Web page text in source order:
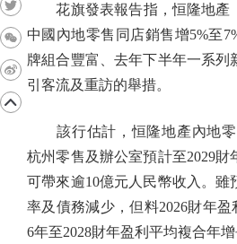
花旗發表報告指，恒隆地產
中國內地零售同店銷售增5%至
牌組合豐富、去年下半年一系列
引客流及重訪的舉措。
該行估計，恒隆地產內地零
杭州零售及辦公室預計至2029
可帶來逾10億元人民幣收入。雖
率及債務減少，但料2026財年盈
6年至2028財年盈利平均複合年增